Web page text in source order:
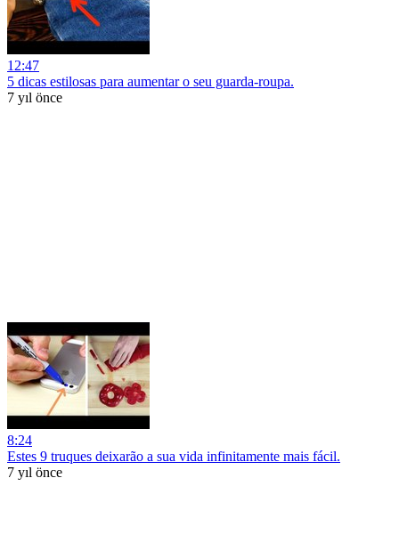
12:47
5 dicas estilosas para aumentar o seu guarda-roupa.
7 yıl önce
8:24
Estes 9 truques deixarão a sua vida infinitamente mais fácil.
7 yıl önce